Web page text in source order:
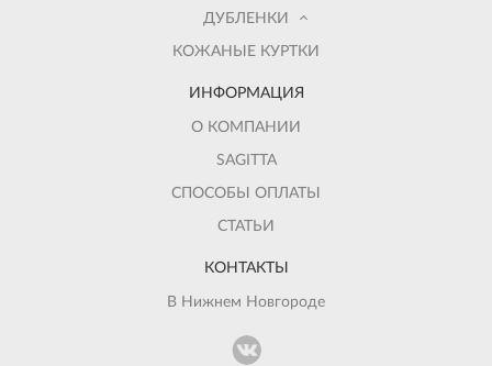
ДУБЛЕНКИ
КОЖАНЫЕ КУРТКИ
ИНФОРМАЦИЯ
О КОМПАНИИ
SAGITTA
СПОСОБЫ ОПЛАТЫ
СТАТЬИ
КОНТАКТЫ
В Нижнем Новгороде